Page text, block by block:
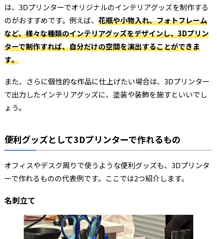
は、3Dプリンターでオリジナルのインテリアグッズを制作する
のがおすすめです。例えば、 花瓶や小物入れ、フォトフレーム
など、様々な種類のインテリアグッズをデザインし、3Dプリン
ターで制作すれば、自分だけの空間を演出することができま
す。
また、さらに個性的な作品に仕上げたい場合は、3Dプリンター
で出力したインテリアグッズに、塗装や装飾を施すといいでし
ょう。
便利グッズとして3Dプリンターで作れるもの
オフィスやデスク周りで使うような便利グッズも、3Dプリンタ
ーで作れるものの代表例です。ここでは2つ紹介します。
名刺立て